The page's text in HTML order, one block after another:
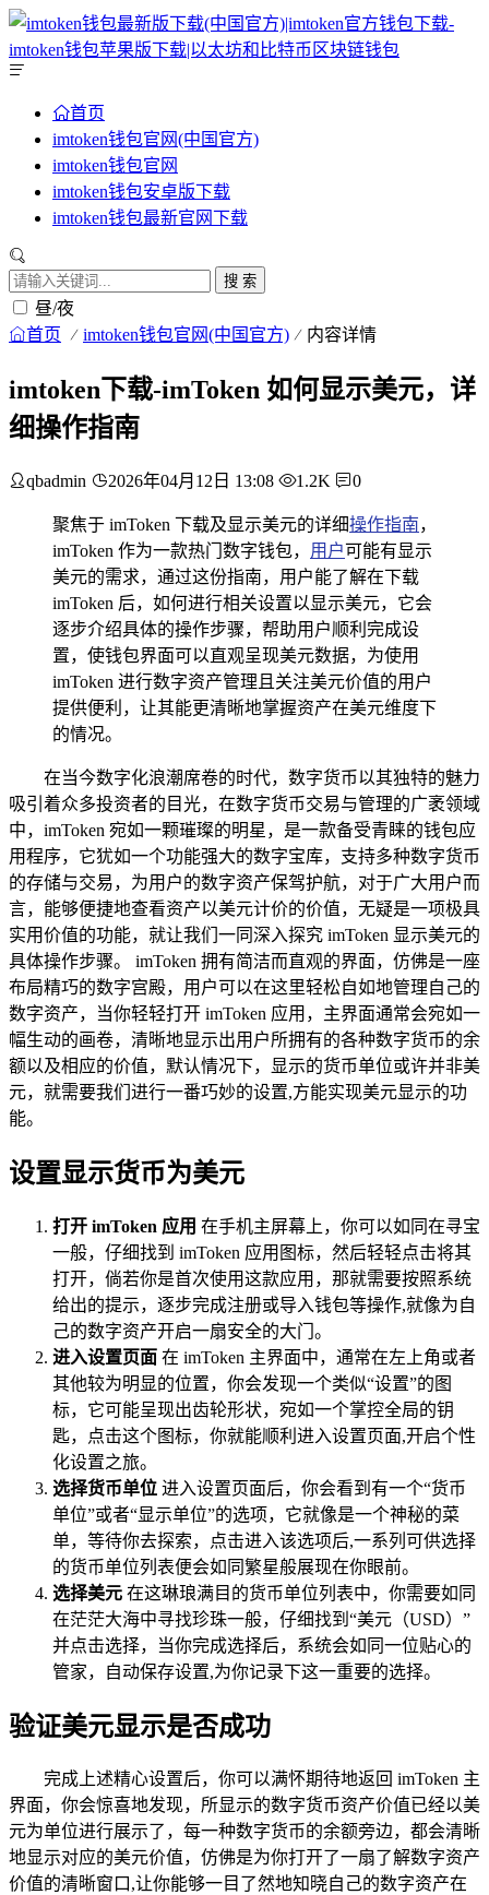
首页
imtoken钱包官网(中国官方)
imtoken钱包官网
imtoken钱包安卓版下载
imtoken钱包最新官网下载
搜 索
昼/夜
首页 imtoken钱包官网(中国官方) 内容详情
imtoken下载-imToken 如何显示美元，详
细操作指南
qbadmin 2026年04月12日 13:08 1.2K 0
聚焦于 imToken 下载及显示美元的详细操作指南，
imToken 作为一款热门数字钱包， 用户可能有显示
美元的需求，通过这份指南，用户能了解在下载
imToken 后，如何进行相关设置以显示美元，它会
逐步介绍具体的操作步骤，帮助用户顺利完成设
置，使钱包界面可以直观呈现美元数据，为使用
imToken 进行数字资产管理且关注美元价值的用户
提供便利，让其能更清晰地掌握资产在美元维度下
的情况。
在当今数字化浪潮席卷的时代，数字货币以其独特的魅力
吸引着众多投资者的目光，在数字货币交易与管理的广袤领域
中，imToken 宛如一颗璀璨的明星，是一款备受青睐的钱包应
用程序，它犹如一个功能强大的数字宝库，支持多种数字货币
的存储与交易，为用户的数字资产保驾护航，对于广大用户而
言，能够便捷地查看资产以美元计价的价值，无疑是一项极具
实用价值的功能，就让我们一同深入探究 imToken 显示美元的
具体操作步骤。 imToken 拥有简洁而直观的界面，仿佛是一座
布局精巧的数字宫殿，用户可以在这里轻松自如地管理自己的
数字资产，当你轻轻打开 imToken 应用，主界面通常会宛如一
幅生动的画卷，清晰地显示出用户所拥有的各种数字货币的余
额以及相应的价值，默认情况下，显示的货币单位或许并非美
元，就需要我们进行一番巧妙的设置,方能实现美元显示的功
能。
设置显示货币为美元
打开 imToken 应用 在手机主屏幕上，你可以如同在寻宝
一般，仔细找到 imToken 应用图标，然后轻轻点击将其
打开，倘若你是首次使用这款应用，那就需要按照系统
给出的提示，逐步完成注册或导入钱包等操作,就像为自
己的数字资产开启一扇安全的大门。
进入设置页面 在 imToken 主界面中，通常在左上角或者
其他较为明显的位置，你会发现一个类似“设置”的图
标，它可能呈现出齿轮形状，宛如一个掌控全局的钥
匙，点击这个图标，你就能顺利进入设置页面,开启个性
化设置之旅。
选择货币单位 进入设置页面后，你会看到有一个“货币
单位”或者“显示单位”的选项，它就像是一个神秘的菜
单，等待你去探索，点击进入该选项后,一系列可供选择
的货币单位列表便会如同繁星般展现在你眼前。
选择美元 在这琳琅满目的货币单位列表中，你需要如同
在茫茫大海中寻找珍珠一般，仔细找到“美元（USD）”
并点击选择，当你完成选择后，系统会如同一位贴心的
管家，自动保存设置,为你记录下这一重要的选择。
验证美元显示是否成功
完成上述精心设置后，你可以满怀期待地返回 imToken 主
界面，你会惊喜地发现，所显示的数字货币资产价值已经以美
元为单位进行展示了，每一种数字货币的余额旁边，都会清晰
地显示对应的美元价值，仿佛是为你打开了一扇了解数字资产
价值的清晰窗口,让你能够一目了然地知晓自己的数字资产在